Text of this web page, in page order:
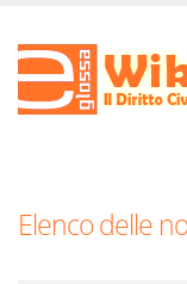
Elenco delle